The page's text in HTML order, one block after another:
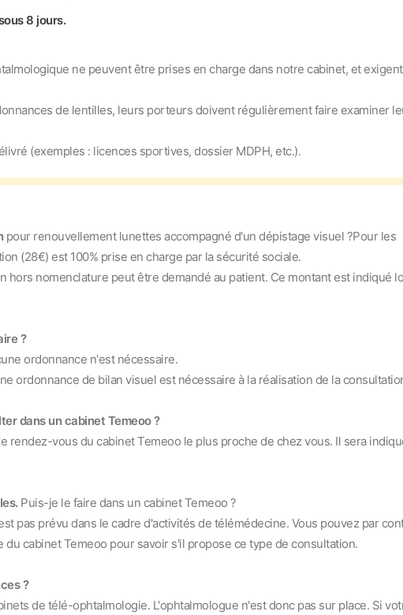
8 jours.
ne peuvent être prises en charge dans notre cabinet, et
de lentilles, leurs porteurs doivent régulièrement faire examiner
(exemples : licences sportives, dossier MDPH, etc.).
pour renouvellement lunettes accompagné d'un dépistage visuel ?Pour les
(28€) est 100% prise en charge par la sécurité sociale.
hors nomenclature peut être demandé au patient. Ce montant est indiqué
?
ordonnance n'est nécessaire.
ordonnance de bilan visuel est nécessaire à la réalisation de la
dans un cabinet Temeoo ?
rendez-vous du cabinet Temeoo le plus proche de chez vous. Il sera
Puis-je le faire dans un cabinet Temeoo ?
pas prévu dans le cadre d'activités de télémédecine. Vous pouvez par
cabinet Temeoo pour savoir s'il propose ce type de consultation.
?
de télé-ophtalmologie. L'ophtalmologue n'est donc pas sur place. Si